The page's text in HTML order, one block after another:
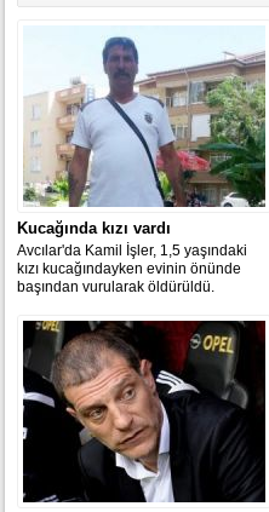
Kucağında kızı vardı
Avcılar'da Kamil İşler, 1,5 yaşındaki
kızı kucağındayken evinin önünde
başından vurularak öldürüldü.